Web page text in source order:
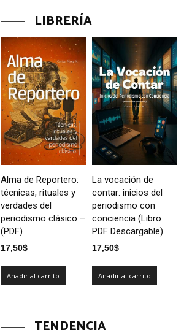
LIBRERÍA
Alma de Reportero:
técnicas, rituales y
verdades del
periodismo clásico –
(PDF)
17,50$
Añadir al carrito
La vocación de
contar: inicios del
periodismo con
conciencia (Libro
PDF Descargable)
17,50$
Añadir al carrito